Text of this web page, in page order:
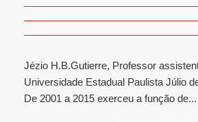
Jézio H.B.Gutierre, Professor
Universidade Estadual Paulista Júlio
De 2001 a 2015 exerceu a função de...